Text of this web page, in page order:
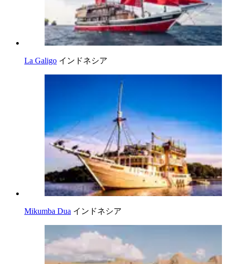
La Galigo インドネシア
Mikumba Dua インドネシア